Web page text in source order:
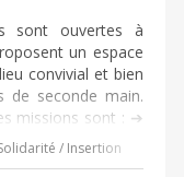
de course,
sont ouvertes à
un espace
convivial et bien
de seconde main.
missions sont : ➔
donateurs,
et présenter la
/ Insertion